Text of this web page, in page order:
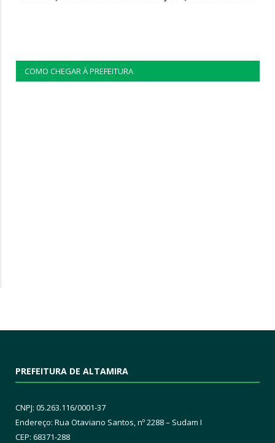
COMO CHEGAR À PREFEITURA
PREFEITURA DE ALTAMIRA
CNPJ: 05.263.116/0001-37
Endereço: Rua Otaviano Santos, nº 2288 – Sudam I
CEP: 68371-288